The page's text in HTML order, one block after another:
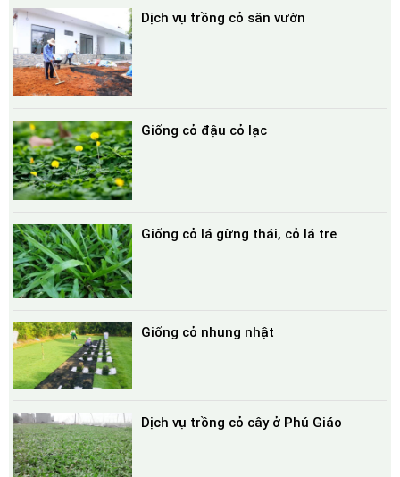
Dịch vụ trồng cỏ sân vườn
Giống cỏ đậu cỏ lạc
Giống cỏ lá gừng thái, cỏ lá tre
Giống cỏ nhung nhật
Dịch vụ trồng cỏ cây ở Phú Giáo